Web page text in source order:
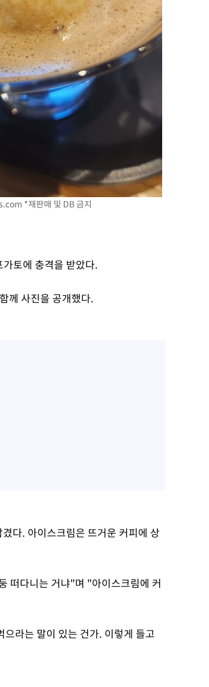
*재판매 및 DB 금지
토에 충격을 받았다.
께 사진을 공개했다.
다. 아이스크림은 뜨거운 커피에 상
떠다니는 거냐"며 "아이스크림에 커
라는 말이 있는 건가. 이렇게 들고